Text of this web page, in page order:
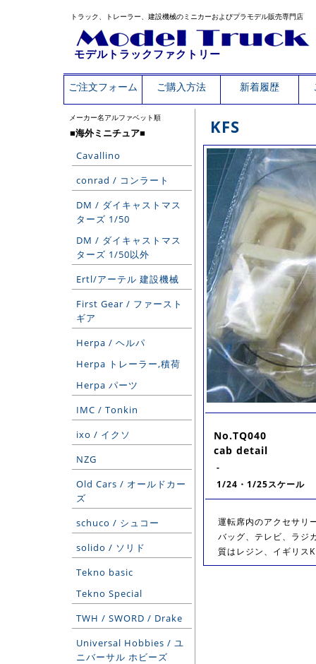
トラック、トレーラー、建設機械のミニカーおよびプラモデル販売専門店
モデルトラックファクトリー
ご注文フォーム ご購入方法 新着履歴
メーカー名アルファベット順
■海外ミニチュア■
Cavallino
conrad / コンラート
DM / ダイキャストマス
ターズ 1/50
DM / ダイキャストマス
ターズ 1/50以外
Ertl/アーテル 建設機械
First Gear / ファースト
ギア
Herpa / ヘルパ
Herpa トレーラー,積荷
Herpa パーツ
IMC / Tonkin
ixo / イクソ
NZG
Old Cars / オールドカー
ズ
schuco / シュコー
solido / ソリド
Tekno basic
Tekno Special
TWH / SWORD / Drake
Universal Hobbies / ユ
ニバーサル ホビーズ
KFS
No.TQ040
cab detail
-
1/24・1/25スケール
運転席内のアクセサリ
バッグ、テレビ、ラジ
質はレジン、イギリス